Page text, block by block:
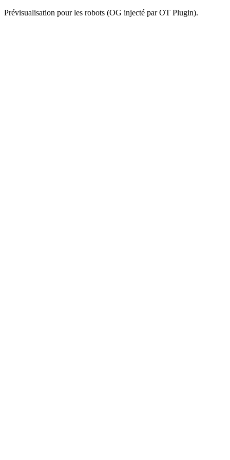
Prévisualisation pour les robots (OG injecté par OT Plugin).